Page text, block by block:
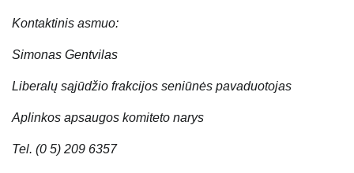
Kontaktinis asmuo:
Simonas Gentvilas
Liberalų sąjūdžio frakcijos seniūnės pavaduotojas
Aplinkos apsaugos komiteto narys
Tel. (0 5) 209 6357